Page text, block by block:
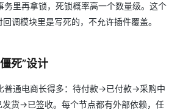
里再拿锁，死锁概率高一个数量级。这个
调模块里是写死的，不允许插件覆盖。
死”设计
普通电商长得多：待付款→已付款→采购中
货→已签收。每个节点都有外部依赖，任